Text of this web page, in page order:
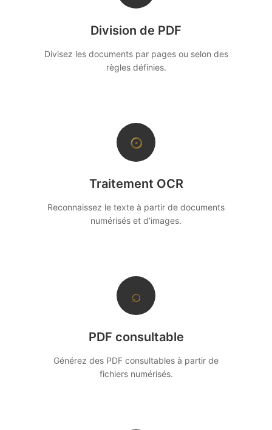
Division de PDF
Divisez les documents par pages ou selon des
règles définies.
⊙
Traitement OCR
Reconnaissez le texte à partir de documents
numérisés et d’images.
⌕
PDF consultable
Générez des PDF consultables à partir de
fichiers numérisés.